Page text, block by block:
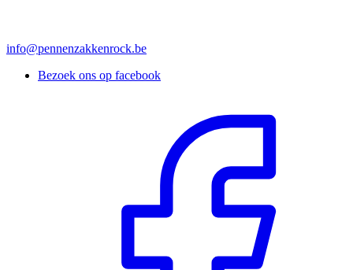
info@pennenzakkenrock.be
Bezoek ons op facebook